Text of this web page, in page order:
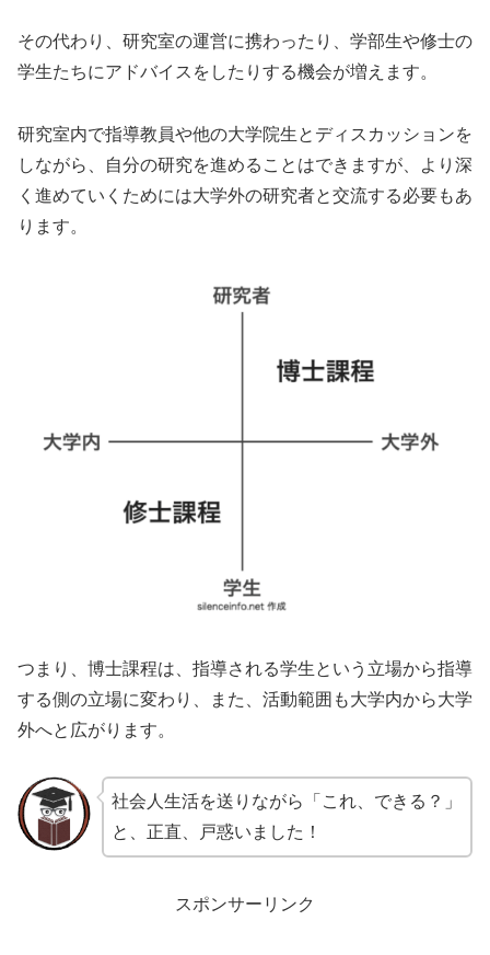
その代わり、研究室の運営に携わったり、学部生や修士の
学生たちにアドバイスをしたりする機会が増えます。
研究室内で指導教員や他の大学院生とディスカッションを
しながら、自分の研究を進めることはできますが、より深
く進めていくためには大学外の研究者と交流する必要もあ
ります。
つまり、博士課程は、指導される学生という立場から指導
する側の立場に変わり、また、活動範囲も大学内から大学
外へと広がります。
社会人生活を送りながら「これ、できる？」
と、正直、戸惑いました！
スポンサーリンク